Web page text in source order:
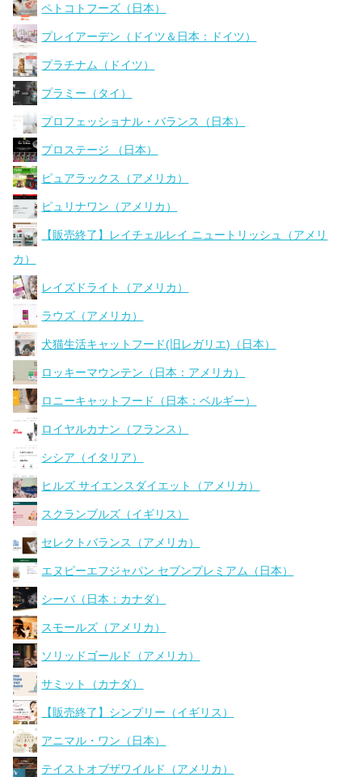
ペトコトフーズ（日本）
プレイアーデン（ドイツ＆日本：ドイツ）
プラチナム（ドイツ）
プラミー（タイ）
プロフェッショナル・バランス（日本）
プロステージ （日本）
ピュアラックス（アメリカ）
ピュリナワン（アメリカ）
【販売終了】レイチェルレイ ニュートリッシュ（アメリ
カ）
レイズドライト（アメリカ）
ラウズ（アメリカ）
犬猫生活キャットフード(旧レガリエ)（日本）
ロッキーマウンテン（日本：アメリカ）
ロニーキャットフード（日本：ベルギー）
ロイヤルカナン（フランス）
シシア（イタリア）
ヒルズ サイエンスダイエット（アメリカ）
スクランブルズ（イギリス）
セレクトバランス（アメリカ）
エヌピーエフジャパン セブンプレミアム（日本）
シーバ（日本：カナダ）
スモールズ（アメリカ）
ソリッドゴールド（アメリカ）
サミット（カナダ）
【販売終了】シンプリー（イギリス）
アニマル・ワン（日本）
テイストオブザワイルド（アメリカ）